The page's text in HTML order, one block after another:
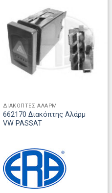
ΔΙΑΚΟΠΤΕΣ ΑΛΑΡΜ
662170 Διακόπτης Αλάρμ
VW PASSAT